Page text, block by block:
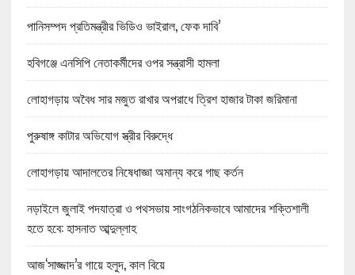
পানিসম্পদ প্রতিমন্ত্রীর ভিডিও ভাইরাল, ফেক দাবি’
হবিগঞ্জে এনসিপি নেতাকর্মীদের ওপর সন্ত্রাসী হামলা
লোহাগড়ায় অবৈধ সার মজুত রাখার অপরাধে ত্রিশ হাজার টাকা জরিমানা
পুরুষাঙ্গ কাটার অভিযোগ স্ত্রীর বিরুদ্ধে
লোহাগড়ায় আদালতের নিষেধাজ্ঞা অমান্য করে গাছ কর্তন
নড়াইলে জুলাই পদযাত্রা ও পথসভায় সাংগঠনিকভাবে আমাদের শক্তিশালী
হতে হবে: হাসনাত আব্দুল্লাহ
আজ‘সাজ্জাদ’র গায়ে হলুদ, কাল বিয়ে